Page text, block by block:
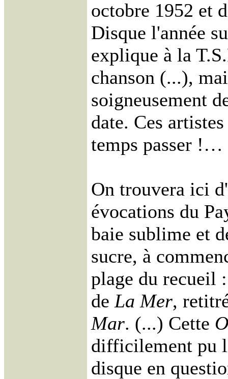
octobre 1952 et
Disque l'année
explique à la
chanson (...),
soigneusement
date. Ces
temps passer !…
On trouvera ici
évocations du
baie sublime et
sucre, à
plage du recueil
de La Mer,
Mar. (...) Cette
difficilement pu
disque en